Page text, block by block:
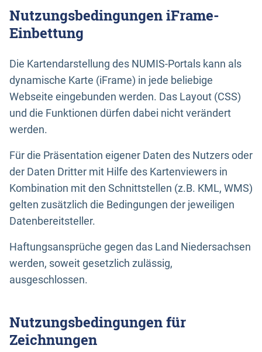
Nutzungsbedingungen iFrame-
Einbettung
Die Kartendarstellung des NUMIS-Portals kann als
dynamische Karte (iFrame) in jede beliebige
Webseite eingebunden werden. Das Layout (CSS)
und die Funktionen dürfen dabei nicht verändert
werden.
Für die Präsentation eigener Daten des Nutzers oder
der Daten Dritter mit Hilfe des Kartenviewers in
Kombination mit den Schnittstellen (z.B. KML, WMS)
gelten zusätzlich die Bedingungen der jeweiligen
Datenbereitsteller.
Haftungsansprüche gegen das Land Niedersachsen
werden, soweit gesetzlich zulässig,
ausgeschlossen.
Nutzungsbedingungen für
Zeichnungen